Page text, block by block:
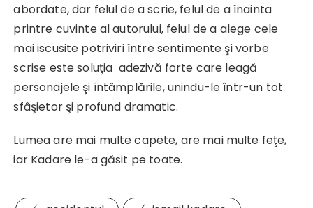
abordate, dar felul de a scrie, felul de a înainta
printre cuvinte al autorului, felul de a alege cele
mai iscusite potriviri între sentimente şi vorbe
scrise este soluţia adezivă forte care leagă
personajele şi întâmplările, unindu-le într-un tot
sfâşietor şi profund dramatic.
Lumea are mai multe capete, are mai multe feţe,
iar Kadare le-a găsit pe toate.